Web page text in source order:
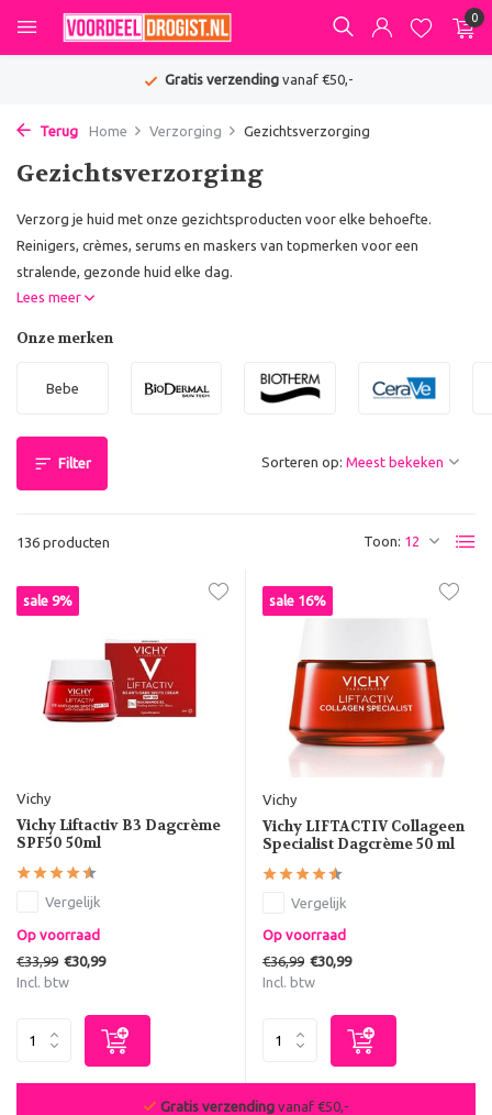
0
Gratis verzendingvanaf €50,-
Terug Home Verzorging Gezichtsverzorging
Gezichtsverzorging
Verzorg je huid met onze gezichtsproducten voor elke behoefte.
Reinigers, crèmes, serums en maskers van topmerken voor een
stralende, gezonde huid elke dag.
Lees meer
Onze merken
Bebe
Filter
136 producten Toon:
Sorteren op:
sale 9%
Vichy
Vichy Liftactiv B3 Dagcrème
SPF50 50ml
Vergelijk
Op voorraad
€33,99 €30,99
Incl. btw
sale 16%
Vichy
Vichy LIFTACTIV Collageen
Specialist Dagcrème 50 ml
Vergelijk
Op voorraad
€36,99 €30,99
Incl. btw
Gratis verzending vanaf €50,-